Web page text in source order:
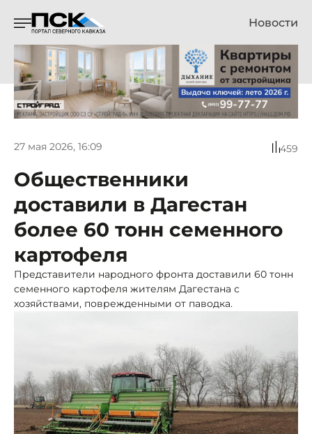
Новости
27 мая 2026, 16:09 459
Общественники
доставили в Дагестан
более 60 тонн семенного
картофеля
Представители народного фронта доставили 60 тонн
семенного картофеля жителям Дагестана с
хозяйствами, поврежденными от паводка.